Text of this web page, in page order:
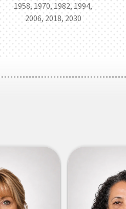
1958, 1970, 1982, 1994,
2006, 2018, 2030